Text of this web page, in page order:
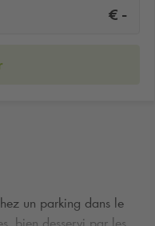
€ -
un parking dans le